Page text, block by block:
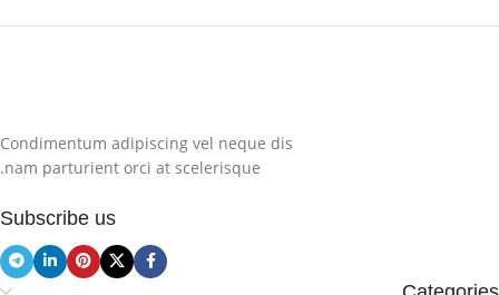
Condimentum adipiscing vel neque dis
nam parturient orci at scelerisque.
Subscribe us